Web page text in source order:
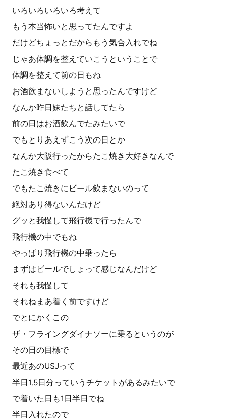
いろいろいろいろ考えて
もう本当怖いと思ってたんですよ
だけどちょっとだからもう気合入れでね
じゃあ体調を整えていこうということで
体調を整えて前の日もね
お酒飲まないしようと思ったんですけど
なんか昨日妹たちと話してたら
前の日はお酒飲んでたみたいで
でもとりあえずこう次の日とか
なんか大阪行ったからたこ焼き大好きなんで
たこ焼き食べて
でもたこ焼きにビール飲まないのって
絶対あり得ないんだけど
グッと我慢して飛行機で行ったんで
飛行機の中でもね
やっぱり飛行機の中乗ったら
まずはビールでしょって感じなんだけど
それも我慢して
それねまあ着く前ですけど
でとにかくこの
ザ・フライングダイナソーに乗るというのが
その日の目標で
最近あのUSJって
半日1.5日分っていうチケットがあるみたいで
で着いた日も1日半日でね
半日入れたので